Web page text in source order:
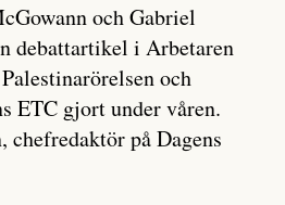
och Gabriel
debattartikel i Arbetaren
och
ETC gjort under våren.
chefredaktör på Dagens